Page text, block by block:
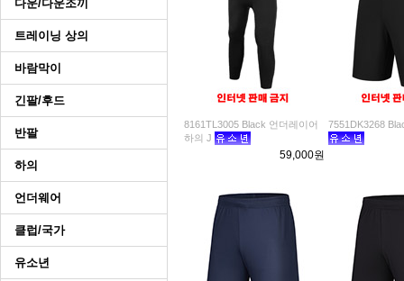
다운/다운조끼
트레이닝 상의
바람막이
긴팔/후드
반팔
하의
언더웨어
클럽/국가
유소년
8161TL3005 Black 언더레이어
하의 J
59,000원
7551DK3268